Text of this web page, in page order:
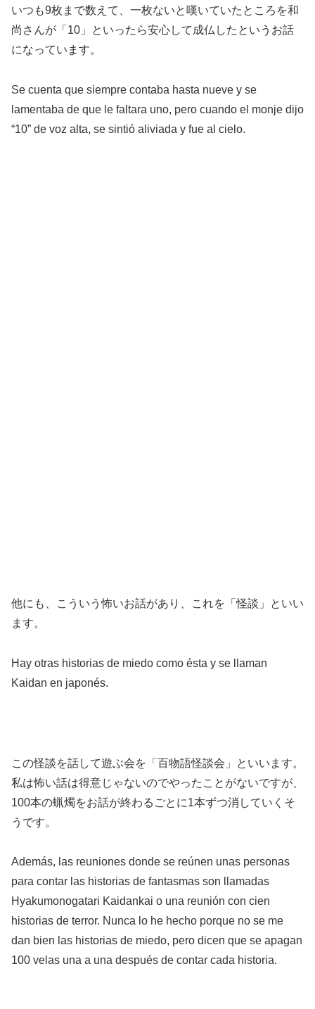
いつも9枚まで数えて、一枚ないと嘆いていたところを和
尚さんが「10」といったら安心して成仏したというお話
になっています。
Se cuenta que siempre contaba hasta nueve y se
lamentaba de que le faltara uno, pero cuando el monje dijo
“10” de voz alta, se sintió aliviada y fue al cielo.
他にも、こういう怖いお話があり、これを「怪談」といい
ます。
Hay otras historias de miedo como ésta y se llaman
Kaidan en japonés.
この怪談を話して遊ぶ会を「百物語怪談会」といいます。
私は怖い話は得意じゃないのでやったことがないですが、
100本の蝋燭をお話が終わるごとに1本ずつ消していくそ
うです。
Además, las reuniones donde se reúnen unas personas
para contar las historias de fantasmas son llamadas
Hyakumonogatari Kaidankai o una reunión con cien
historias de terror. Nunca lo he hecho porque no se me
dan bien las historias de miedo, pero dicen que se apagan
100 velas una a una después de contar cada historia.